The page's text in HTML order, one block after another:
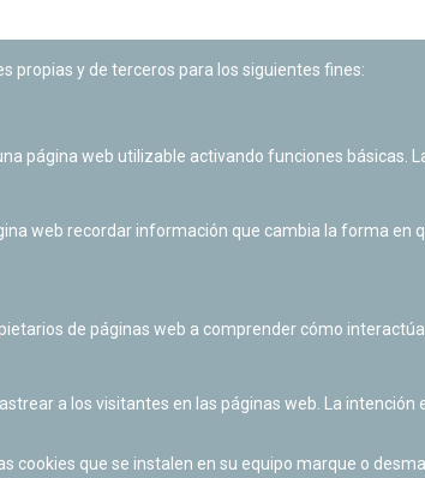
s/n
propias y de terceros para los siguientes fines:
página web utilizable activando funciones básicas.
web recordar información que cambia la forma en
de páginas web a comprender cómo
a los visitantes en las páginas web. La
cookies que se instalen en su equipo marque o